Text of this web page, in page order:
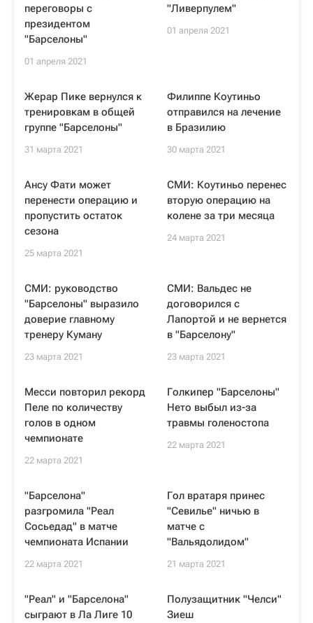
переговоры с
президентом
"Барселоны"
01 апреля 2021
"Ливерпулем"
01 апреля 2021
Жерар Пике вернулся к
тренировкам в общей
группе "Барселоны"
31 марта 2021
Филиппе Коутиньо
отправился на лечение
в Бразилию
30 марта 2021
Ансу Фати может
перенести операцию и
пропустить остаток
сезона
25 марта 2021
СМИ: Коутиньо перенес
вторую операцию на
колене за три месяца
24 марта 2021
СМИ: руководство
"Барселоны" выразило
доверие главному
тренеру Куману
23 марта 2021
СМИ: Вальдес не
договорился с
Лапортой и не вернется
в "Барселону"
23 марта 2021
Месси повторил рекорд
Пеле по количеству
голов в одном
чемпионате
22 марта 2021
Голкипер "Барселоны"
Нето выбыл из-за
травмы голеностопа
22 марта 2021
"Барселона"
разгромила "Реал
Сосьедад" в матче
чемпионата Испании
22 марта 2021
Гол вратаря принес
"Севилье" ничью в
матче с
"Вальядолидом"
21 марта 2021
"Реал" и "Барселона"
сыграют в Ла Лиге 10
Полузащитник "Челси"
Зиеш